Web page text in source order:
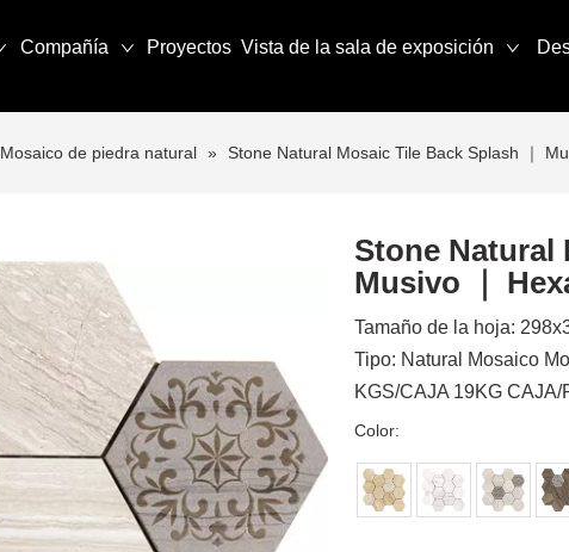
Compañía Proyectos Vista de la sala de exposición
Mosaico de piedra natural » Stone Natural Mosaic Tile Back Splash ｜
Stone Natural
Musivo ｜
Tamaño de la hoja:
Tipo: Natural Mosaico
KGS/CAJA 19KG CAJA/
Color: